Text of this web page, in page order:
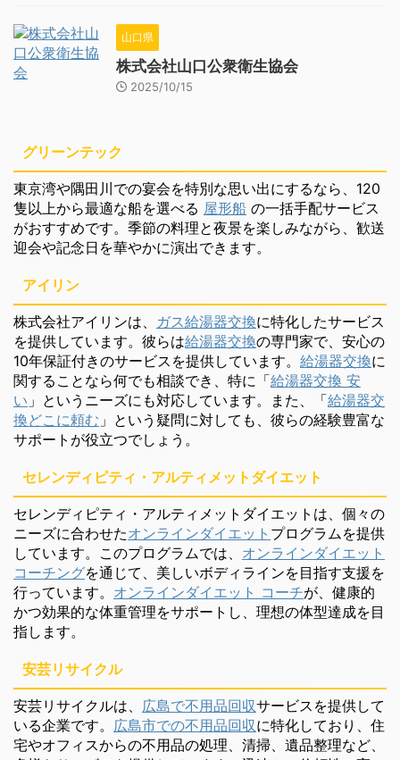
山口県
株式会社山口公衆衛生協会
2025/10/15
グリーンテック
東京湾や隅田川での宴会を特別な思い出にするなら、120
隻以上から最適な船を選べる 屋形船 の一括手配サービス
がおすすめです。季節の料理と夜景を楽しみながら、歓送
迎会や記念日を華やかに演出できます。
アイリン
株式会社アイリンは、 ガス給湯器交換に特化したサービス
を提供しています。彼らは給湯器交換の専門家で、安心の
10年保証付きのサービスを提供しています。 給湯器交換に
関することなら何でも相談でき、特に「給湯器交換 安
い 」というニーズにも対応しています。また、「給湯器交
換どこに頼む 」という疑問に対しても、彼らの経験豊富な
サポートが役立つでしょう。
セレンディピティ・アルティメットダイエット
セレンディピティ・アルティメットダイエットは、個々の
ニーズに合わせたオンラインダイエット プログラムを提供
しています。このプログラムでは、 オンラインダイエット
コーチングを通じて、美しいボディラインを目指す支援を
行っています。 オンラインダイエット コーチが、健康的
かつ効果的な体重管理をサポートし、理想の体型達成を目
指します。
安芸リサイクル
安芸リサイクルは、 広島で不用品回収サービスを提供して
いる企業です。 広島市での不用品回収に特化しており、住
宅やオフィスからの不用品の処理、清掃、遺品整理など、